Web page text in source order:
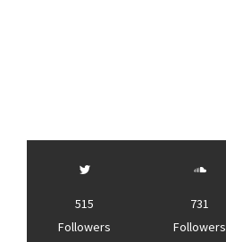
515
Followers
731
Followers